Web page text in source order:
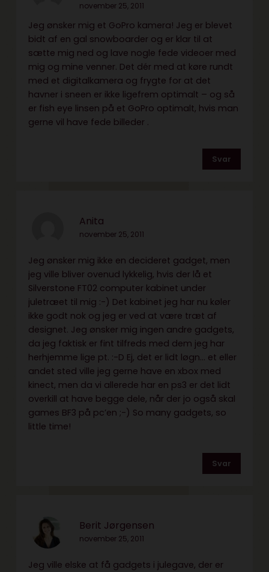
november 25, 2011
Jeg ønsker mig et GoPro kamera! Jeg er blevet
bidt af en gal snowboarder og er klar til at
sætte mig ned og lave nogle fede videoer med
mig og mine venner. Det dér med at køre rundt
med et digitalkamera og frygte for at det
havner i sneen er ikke ligefrem optimalt – og så
er fish eye linsen på et GoPro optimalt, hvis man
gerne vil have fede billeder .
Svar
Anita
november 25, 2011
Jeg ønsker mig ikke en decideret gadget, men
jeg ville bliver ovenud lykkelig, hvis der lå et
Silverstone FT02 computer kabinet under
juletræet til mig :-) Det kabinet jeg har nu køler
ikke godt nok og jeg er ved at være træt af
designet. Jeg ønsker mig ingen andre gadgets,
da jeg faktisk er fint tilfreds med dem jeg har
herhjemme lige pt. :-D Ej, det er lidt løgn… et eller
andet sted ville jeg gerne have en xbox med
kinect, men da vi allerede har en ps3 er det lidt
overkill at have begge dele, når der jo også skal
games BF3 på pc’en ;-) So many gadgets, so
little time!
Svar
Berit Jørgensen
november 25, 2011
Jeg ville elske at få gadgets i julegave, der er